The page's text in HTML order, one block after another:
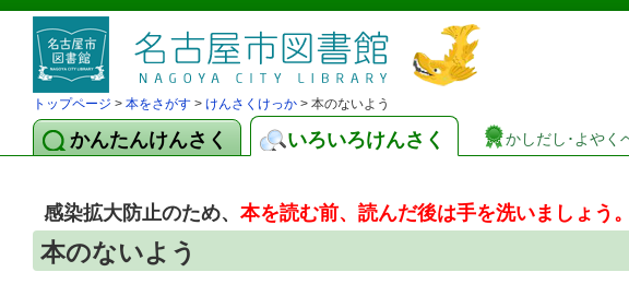
としょかんぞ
トップページ > 本をさがす > けんさくけっか > 本のないよう
かんたんけんさく いろいろけんさく かしだし･よやく
感染拡大防止のため、 本を読む前、読んだ後は手を洗いましょう。
本のないよう